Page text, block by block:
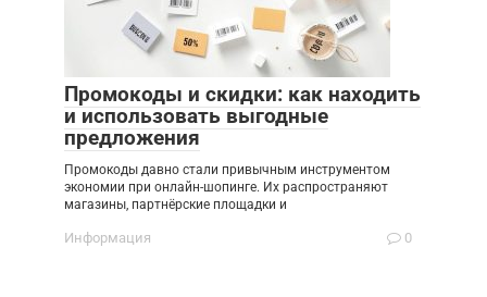
Промокоды и скидки: как находить
и использовать выгодные
предложения
Промокоды давно стали привычным инструментом
экономии при онлайн-шопинге. Их распространяют
магазины, партнёрские площадки и
Информация 0